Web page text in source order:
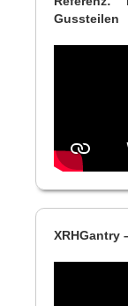
Gussteilen
XRHGantry